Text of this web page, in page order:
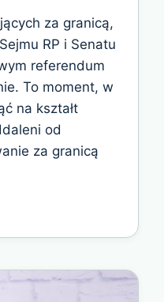
za granicą,
RP i Senatu
referendum
To moment, w
na kształt
od
za granicą